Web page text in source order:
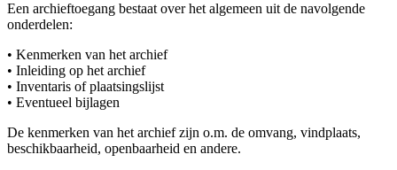
Een archieftoegang bestaat over het algemeen uit de navolgende
onderdelen:
• Kenmerken van het archief
• Inleiding op het archief
• Inventaris of plaatsingslijst
• Eventueel bijlagen
De kenmerken van het archief zijn o.m. de omvang, vindplaats,
beschikbaarheid, openbaarheid en andere.